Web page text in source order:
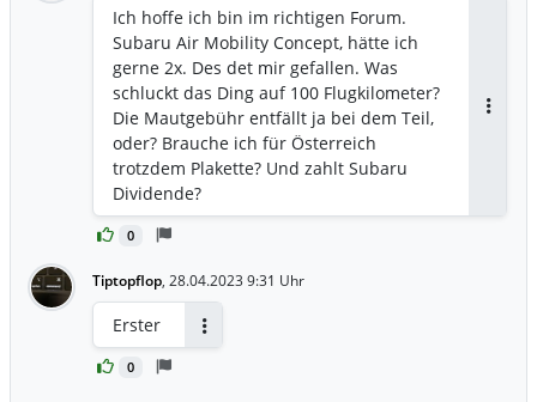
0
Ich hoffe ich bin im richtigen Forum.
Subaru Air Mobility Concept, hätte ich
gerne 2x. Des det mir gefallen. Was
schluckt das Ding auf 100 Flugkilometer?
Die Mautgebühr entfällt ja bei dem Teil,
oder? Brauche ich für Österreich
trotzdem Plakette? Und zahlt Subaru
Dividende?
Tiptopflop, 28.04.2023 9:31 Uhr
0
Erster